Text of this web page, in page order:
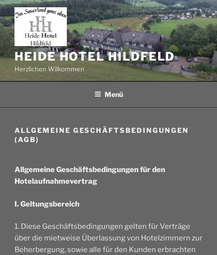
Zum
Inhalt
springen
HEIDE HOTEL HILDFELD
Herzlichen Wilkommen
Menü
ALLGEMEINE GESCHÄFTSBEDINGUNGEN
(AGB)
Allgemeine Geschäftsbedingungen für den
Hotelaufnahmevertrag
I. Geltungsbereich
1. Diese Geschäftsbedingungen gelten für Verträge
über die mietweise Überlassung von Hotelzimmern zur
Beherbergung, sowie alle für den Kunden erbrachten